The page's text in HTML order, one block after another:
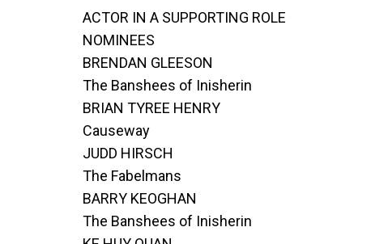
ACTOR IN A SUPPORTING ROLE
NOMINEES
BRENDAN GLEESON
The Banshees of Inisherin
BRIAN TYREE HENRY
Causeway
JUDD HIRSCH
The Fabelmans
BARRY KEOGHAN
The Banshees of Inisherin